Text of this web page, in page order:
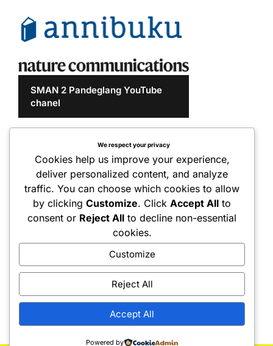
SMAN 2 Pandeglang YouTube
chanel
We respect your privacy
Cookies help us improve your experience,
deliver personalized content, and analyze
traffic. You can choose which cookies to allow
by clickingCustomize. ClickAccept All to
consent or Reject All to decline non-essential
cookies.
Customize
Reject All
Accept All
Powered by